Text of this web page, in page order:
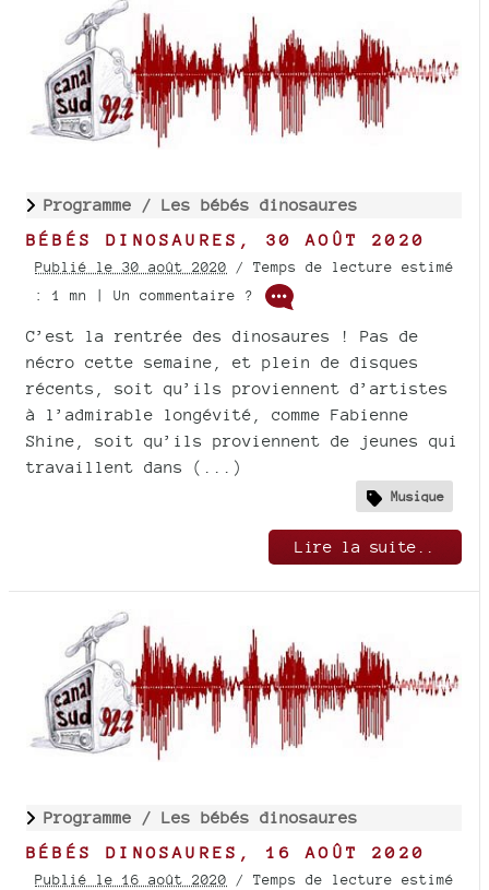
Programme / Les bébés dinosaures
BÉBÉS DINOSAURES, 30 AOÛT 2020
Publié le 30 août 2020 / Temps de lecture estimé
: 1 mn | Un commentaire ?
C’est la rentrée des dinosaures ! Pas de
nécro cette semaine, et plein de disques
récents, soit qu’ils proviennent d’artistes
à l’admirable longévité, comme Fabienne
Shine, soit qu’ils proviennent de jeunes qui
travaillent dans (...)
Musique
Lire la suite..
Programme / Les bébés dinosaures
BÉBÉS DINOSAURES, 16 AOÛT 2020
Publié le 16 août 2020 / Temps de lecture estimé